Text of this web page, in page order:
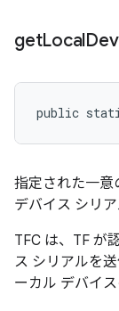
getLocal
public
指定された一意
デバイス シリア
TFC は、TF が
ス シリアルを
ーカル デバイ